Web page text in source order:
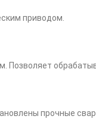
приводом.
Позволяет
прочные